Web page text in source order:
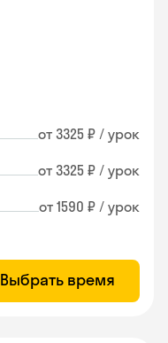
от 3325 ₽ / урок
от 3325 ₽ / урок
от 1590 ₽ / урок
Выбрать время